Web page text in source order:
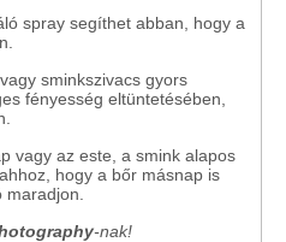
spray segíthet abban, hogy a
sminkszivacs gyors
fényesség eltüntetésében,
vagy az este, a smink alapos
hogy a bőr másnap is
-nak!